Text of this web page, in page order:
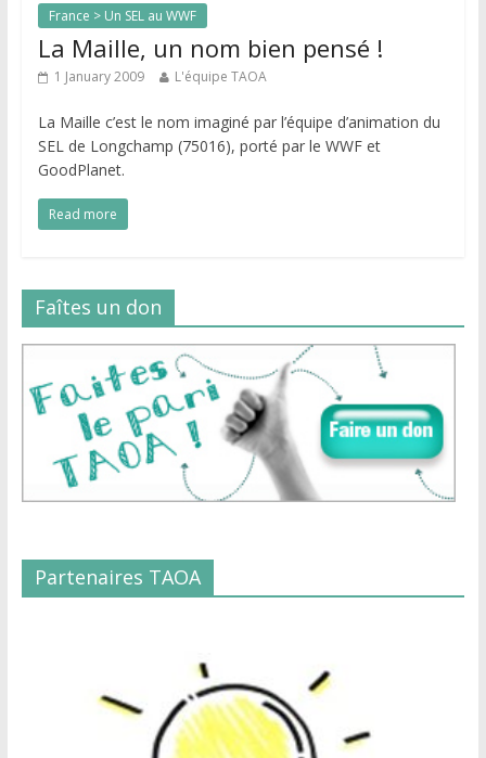
France > Un SEL au WWF
La Maille, un nom bien pensé !
1 January 2009 L'équipe TAOA
La Maille c’est le nom imaginé par l’équipe d’animation du
SEL de Longchamp (75016), porté par le WWF et
GoodPlanet.
Read more
Faîtes un don
Partenaires TAOA